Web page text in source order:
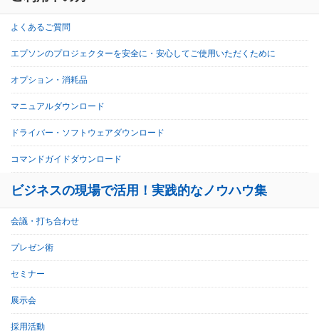
よくあるご質問
エプソンのプロジェクターを安全に・安心してご使用いただくために
オプション・消耗品
マニュアルダウンロード
ドライバー・ソフトウェアダウンロード
コマンドガイドダウンロード
ビジネスの現場で活用！実践的なノウハウ集
会議・打ち合わせ
プレゼン術
セミナー
展示会
採用活動